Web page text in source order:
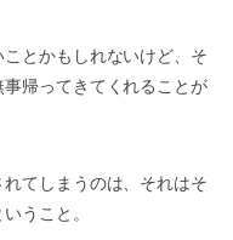
とかもしれないけど、そ
帰ってきてくれることが
てしまうのは、それはそ
うこと。